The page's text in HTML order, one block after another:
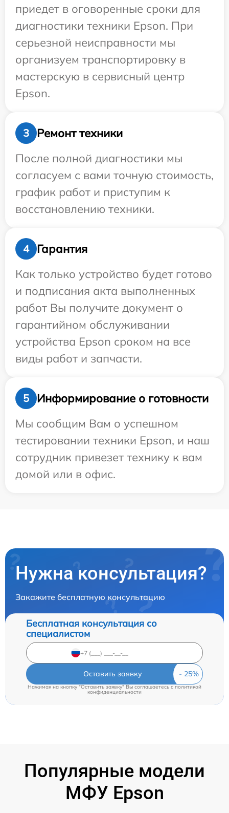
приедет в оговоренные сроки для
диагностики техники Epson. При
серьезной неисправности мы
организуем транспортировку в
мастерскую в сервисный центр
Epson.
3
Ремонт техники
После полной диагностики мы
согласуем с вами точную стоимость,
график работ и приступим к
восстановлению техники.
4
Гарантия
Как только устройство будет готово
и подписания акта выполненных
работ Вы получите документ о
гарантийном обслуживании
устройства Epson сроком на все
виды работ и запчасти.
5
Информирование о готовности
Мы сообщим Вам о успешном
тестировании техники Epson, и наш
сотрудник привезет технику к вам
домой или в офис.
Нужна консультация?
Закажите бесплатную консультацию
Бесплатная консультация со
специалистом
Оставить заявку
Нажимая на кнопку "Оставить заявку" Вы соглашаетесь cполитикой
конфиденциальности
Популярные модели
МФУ Epson